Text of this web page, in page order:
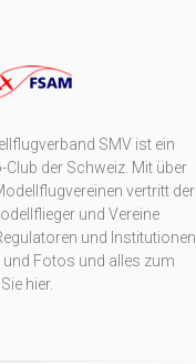
SMV ist ein
der Schweiz. Mit über
vertritt der
und Vereine
und Institutionen.
und Fotos und alles zum
hier.